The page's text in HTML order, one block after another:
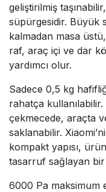
geliştirilmiş
süpürgesidir. Büyük
kalmadan masa
raf, araç içi ve dar
yardımcı olur.
Sadece 0,5 kg
rahatça kullanılabilir.
çekmecede, araçta
saklanabilir.
kompakt yapısı,
tasarruf sağlayan bir
6000 Pa maksimum